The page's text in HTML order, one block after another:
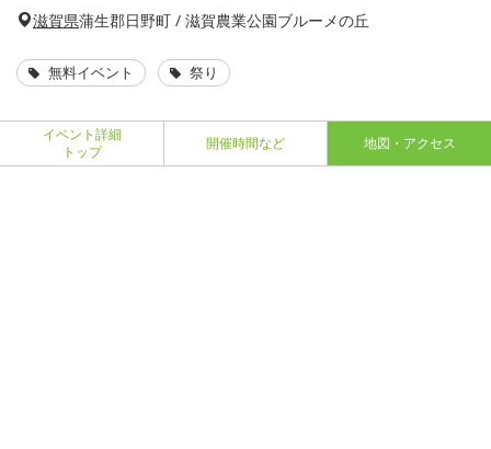
滋賀県蒲生郡日野町 / 滋賀農業公園ブルーメの丘
無料イベント 祭り
イベント詳細
トップ
開催時間など 地図・アクセス